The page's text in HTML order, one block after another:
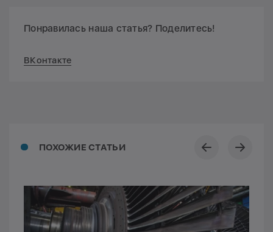
Понравилась наша статья? Поделитесь!
ВКонтакте
ПОХОЖИЕ СТАТЬИ